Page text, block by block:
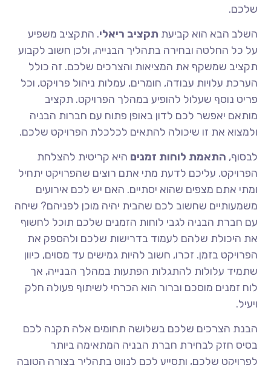
שלכם.
השלב הבא הוא קביעת תקציב ריאלי. התקציב משפיע
על כל החלטה ובחירה בתהליך הבנייה, ולכן חשוב לקבוע
תקציב שמשקף את המציאות והצרכים שלכם. זה כולל
הערכת עלויות עבודה, חומרים, עמלות ניהול פרויקט, וכל
פריט נוסף שעלול להופיע במהלך הפרויקט. תקציב
מותאם יאפשר לכם לדון באופן פתוח עם חברות הבניה
ולמצוא את זו שיכולה להתאים לכלכלת הפרויקט שלכם.
לבסוף, התאמת לוחות זמנים היא קריטית להצלחת
הפרויקט. עליכם לדעת מתי אתם רוצים שהפרויקט יתחיל
ומתי אתם מצפים שהוא יסתיים. האם יש לכם אירועים
משמעותיים שחשוב לכם שהבית יהיה מוכן לפניהם? שיחה
עם חברת הבניה לגבי לוחות הזמנים שלכם תוכל לחשוף
את היכולת שלהם לעמוד בדרישות שלכם ולהספק את
הפרויקט בזמן. זכרו, חשוב להיות גמישים עד מסוים, כיוון
שתמיד עלולות להתגלות הפתעות במהלך הבנייה, אך
לוח זמנים מוסכם וברור הוא הכרחי לשיתוף פעולה חלק
ויעיל.
הבנת הצרכים שלכם בשלושה תחומים אלה תקנה לכם
בסיס חזק לבחירת חברת הבניה המתאימה ביותר
לפרויקט שלכם, ותסייע לכם לנווט בתהליך בצורה הטובה